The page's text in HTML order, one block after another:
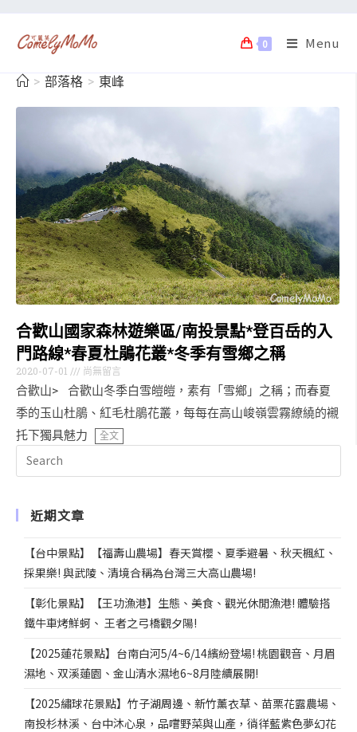
0 Menu
> 部落格 > 東峰
合歡山國家森林遊樂區/南投景點*登百岳的入
門路線*春夏杜鵑花叢*冬季有雪鄉之稱
2020-07-01 尚無留言
合歡山> 合歡山冬季白雪皚皚，素有「雪鄉」之稱；而春夏
季的玉山杜鵑、紅毛杜鵑花叢，每每在高山峻嶺雲霧繚繞的襯
托下獨具魅力
全文
近期文章
【台中景點】【福壽山農場】春天賞櫻、夏季避暑、秋天楓紅、
採果樂! 與武陵、清境合稱為台灣三大高山農場!
【彰化景點】【王功漁港】生態、美食、觀光休閒漁港! 體驗搭
鐵牛車烤鮮蚵、 王者之弓橋觀夕陽!
【2025蓮花景點】台南白河5/4~6/14繽紛登場! 桃園觀音、月眉
濕地、双溪蓮園、金山清水濕地6~8月陸續展開!
【2025繡球花景點】竹子湖周邊、新竹薰衣草、苗栗花露農場、
南投杉林溪、台中沐心泉，品嚐野菜與山產，徜徉藍紫色夢幻花